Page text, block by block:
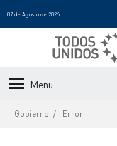
07 de Agosto de 2026
Menu
Gobierno Error